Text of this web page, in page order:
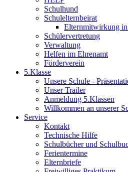
Schulhund
Schulelternbeirat
Elternmitwirkung
Schülervertretung
Verwaltung
Helfen im Ehrenamt
Förderverein
5.Klasse
Unsere Schule -
Unser Trailer
Anmeldung 5.Klassen
Willkommen an unserer
Service
Kontakt
Technische Hilfe
Schulbücher und
Ferientermine
Elternbriefe